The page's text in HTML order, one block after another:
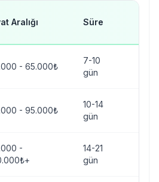
Aralığı Süre
- 65.000₺
7-10
gün
- 95.000₺
10-14
gün
-
14-21
gün